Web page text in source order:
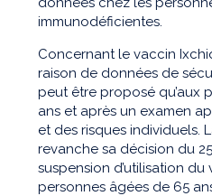
immunodéficientes.
Concernant le vaccin
raison de données de
peut être proposé qu’aux
ans et après un examen
et des risques individuels.
revanche sa décision du
suspension d’utilisation
personnes âgées de 65